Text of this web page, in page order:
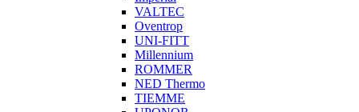
VALTEC
Oventrop
UNI-FITT
Millennium
ROMMER
NED Thermo
TIEMME